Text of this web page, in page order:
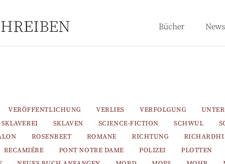
Bücher News
VERÖFFENTLICHUNG VERLIES VERFOLGUNG
SKLAVEREI SKLAVEN SCIENCE-FICTION SCHWUL
ROSENBEET ROMANE RICHTUNG
RECAMIÉRE PONT NOTRE DAME POLIZEI PLOTTEN